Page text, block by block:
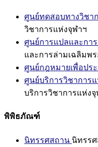
ศูนย์ทดสอบทางวิชา
วิชาการแห่งจุฬาฯ
ศูนย์การแปลและกา
และการล่ามเฉลิมพร
ศูนย์กฎหมายเพื่อปร
ศูนย์บริการวิชาการ
บริการวิชาการแห่ง
พิพิธภัณฑ์
นิทรรศสถาน นิทรร